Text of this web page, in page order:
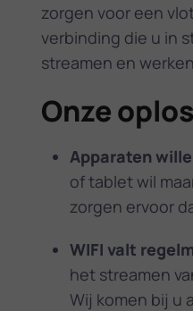
zorgen voor een
verbinding die u in
streamen en
Onze
Apparaten
of tablet wil
zorgen ervoor
WIFI valt
het streamen
Wij komen bij u